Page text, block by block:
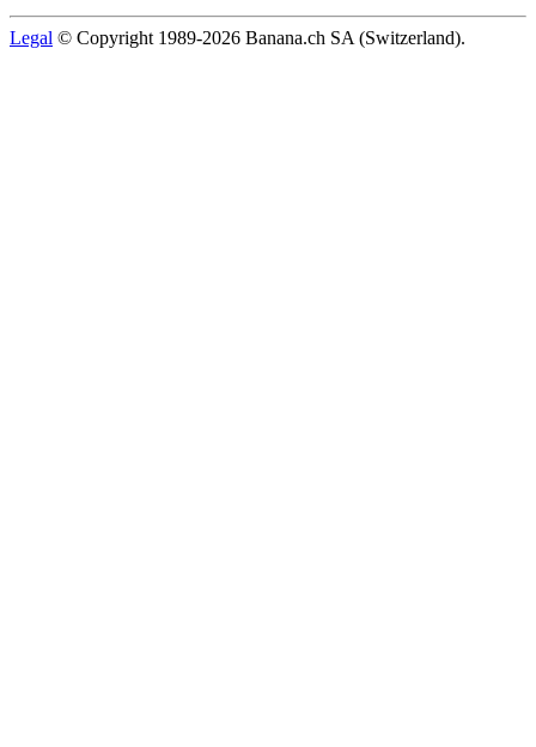
Legal © Copyright 1989-2026 Banana.ch SA (Switzerland).